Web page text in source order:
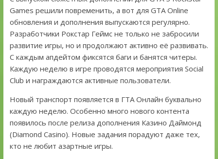
Games решили повременить, а вот для GTA Online
обновления и дополнения выпускаются регулярно.
Разработчики Рокстар Геймс не только не забросили
развитие игры, но и продолжают активно её развивать.
С каждым апдейтом фиксятся баги и банятся читеры.
Каждую неделю в игре проводятся мероприятия Social
Club и награждаются активные пользователи.
Новый транспорт появляется в ГТА Онлайн буквально
каждую неделю. Особенно много нового контента
появилось после релиза дополнения Казино Даймонд
(Diamond Casino). Новые задания порадуют даже тех,
кто не любит азартные игры.